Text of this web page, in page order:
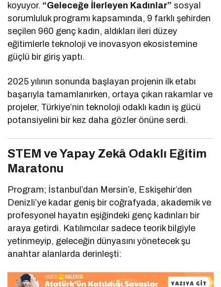
koyuyor. “Geleceğe İlerleyen Kadınlar” sosyal
sorumluluk programı kapsamında, 9 farklı şehirden
seçilen 960 genç kadın, aldıkları ileri düzey
eğitimlerle teknoloji ve inovasyon ekosistemine
güçlü bir giriş yaptı.
2025 yılının sonunda başlayan projenin ilk etabı
başarıyla tamamlanırken, ortaya çıkan rakamlar ve
projeler, Türkiye’nin teknoloji odaklı kadın iş gücü
potansiyelini bir kez daha gözler önüne serdi.
STEM ve Yapay Zekâ Odaklı Eğitim
Maratonu
Program; İstanbul’dan Mersin’e, Eskişehir’den
Denizli’ye kadar geniş bir coğrafyada, akademik ve
profesyonel hayatın eşiğindeki genç kadınları bir
araya getirdi. Katılımcılar sadece teorik bilgiyle
yetinmeyip, geleceğin dünyasını yönetecek şu
anahtar alanlarda derinleşti: